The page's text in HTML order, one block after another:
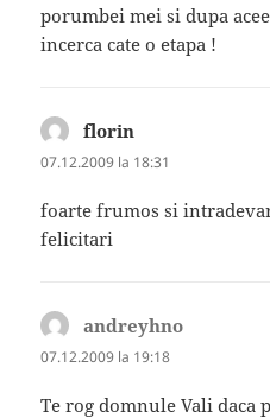
porumbei mei si dupa
incerca cate o etapa !
florin
07.12.2009 la 18:31
foarte frumos si
felicitari
andreyhno
07.12.2009 la 19:18
Te rog domnule Vali daca